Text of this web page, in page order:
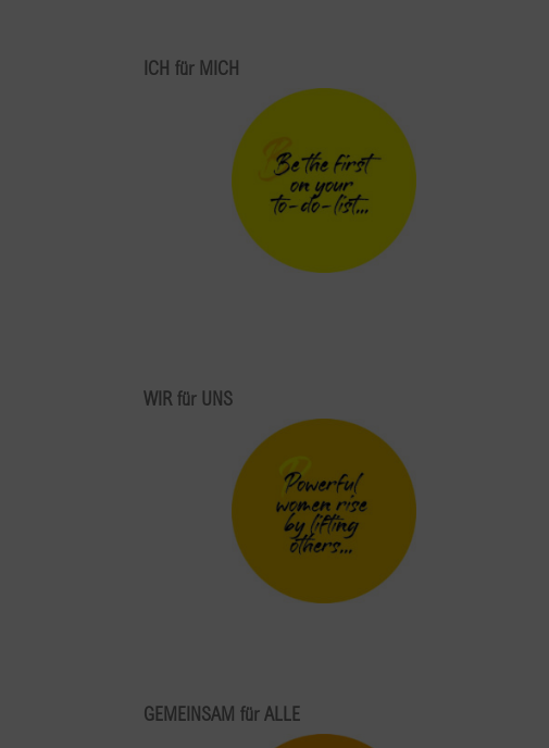
ICH für MICH
WIR für UNS
GEMEINSAM für ALLE